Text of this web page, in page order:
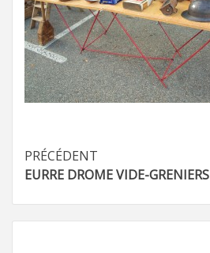
Navigation
d’article
PRÉCÉDENT
EURRE DROME VIDE-GRENIERS